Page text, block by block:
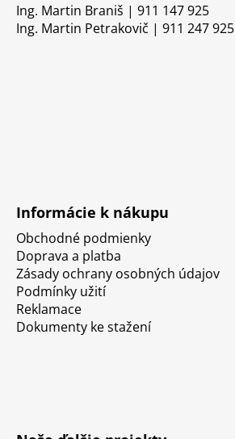
Ing. Martin Braniš | 911 147 925
Ing. Martin Petrakovič | 911 247 925
Informácie k nákupu
Obchodné podmienky
Doprava a platba
Zásady ochrany osobných údajov
Podmínky užití
Reklamace
Dokumenty ke stažení